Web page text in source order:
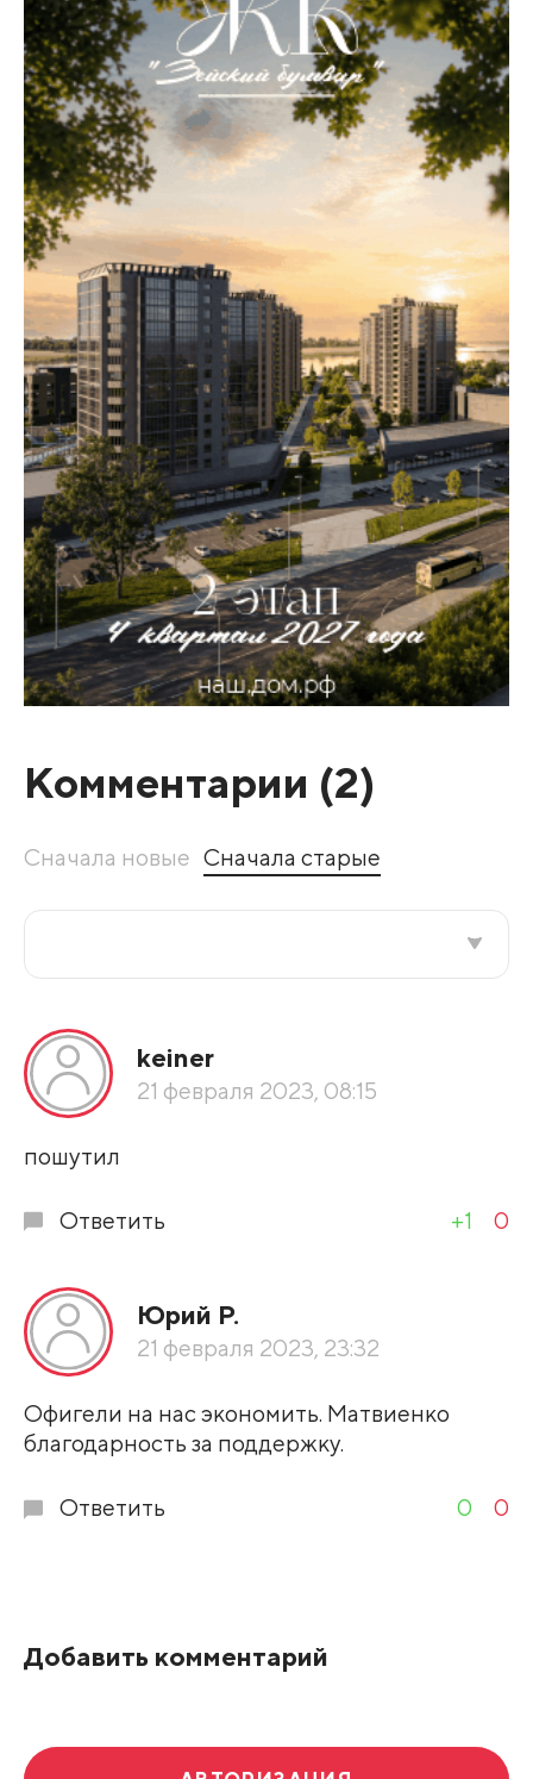
Комментарии (2)
Сначала новые Сначала старые
По рейтингу
keiner
21 февраля 2023, 08:15
пошутил
Ответить +1 0
Юрий Р.
21 февраля 2023, 23:32
Офигели на нас экономить. Матвиенко
благодарность за поддержку.
Ответить 0 0
Добавить комментарий